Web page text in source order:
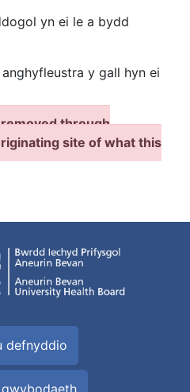
yn ei le a bydd
y gall hyn ei
through
site of what this
defnyddio